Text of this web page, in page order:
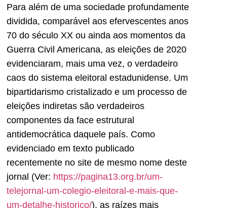
Para além de uma sociedade profundamente
dividida, comparável aos efervescentes anos
70 do século XX ou ainda aos momentos da
Guerra Civil Americana, as eleições de 2020
evidenciaram, mais uma vez, o verdadeiro
caos do sistema eleitoral estadunidense. Um
bipartidarismo cristalizado e um processo de
eleições indiretas são verdadeiros
componentes da face estrutural
antidemocrática daquele país. Como
evidenciado em texto publicado
recentemente no site de mesmo nome deste
jornal (Ver: https://pagina13.org.br/um-
telejornal-um-colegio-eleitoral-e-mais-que-
um-detalhe-historico/), as raízes mais